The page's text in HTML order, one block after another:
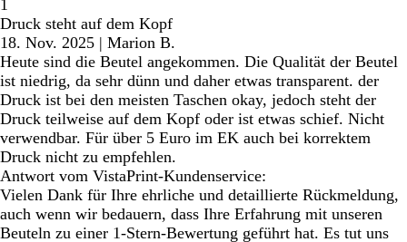
1
Druck steht auf dem Kopf
18. Nov. 2025 | Marion B.
Heute sind die Beutel angekommen. Die Qualität der Beutel
ist niedrig, da sehr dünn und daher etwas transparent. der
Druck ist bei den meisten Taschen okay, jedoch steht der
Druck teilweise auf dem Kopf oder ist etwas schief. Nicht
verwendbar. Für über 5 Euro im EK auch bei korrektem
Druck nicht zu empfehlen.
Antwort vom VistaPrint-Kundenservice:
Vielen Dank für Ihre ehrliche und detaillierte Rückmeldung,
auch wenn wir bedauern, dass Ihre Erfahrung mit unseren
Beuteln zu einer 1-Stern-Bewertung geführt hat. Es tut uns